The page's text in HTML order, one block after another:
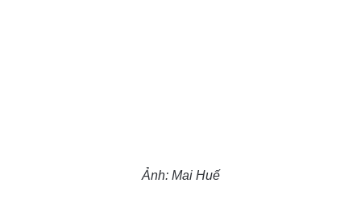
Ảnh: Mai Huế